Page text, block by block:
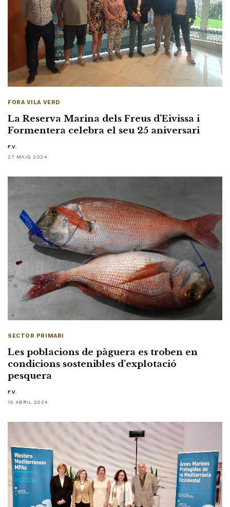
FORA VILA VERD
La Reserva Marina dels Freus d’Eivissa i
Formentera celebra el seu 25 aniversari
F.V.
27 MAIG 2024
SECTOR PRIMARI
Les poblacions de pàguera es troben en
condicions sostenibles d’explotació
pesquera
F.V.
15 ABRIL 2024